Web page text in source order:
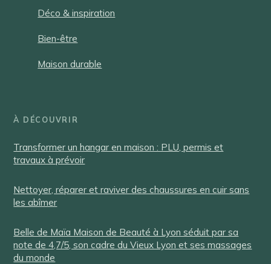
Déco & inspiration
Bien-être
Maison durable
À DÉCOUVRIR
Transformer un hangar en maison : PLU, permis et
travaux à prévoir
Nettoyer, réparer et raviver des chaussures en cuir sans
les abîmer
Belle de Maïa Maison de Beauté à Lyon séduit par sa
note de 4,7/5, son cadre du Vieux Lyon et ses massages
du monde